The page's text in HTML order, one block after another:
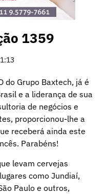
1359
do Grupo Baxtech, já é
e a liderança de sua
de negócios e
proporcionou-lhe a
receberá ainda este
Parabéns!
levam cervejas
como Jundiaí,
Paulo e outros,